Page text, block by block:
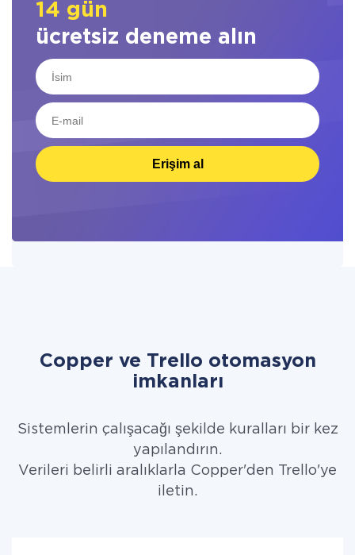
14 gün
ücretsiz deneme alın
Erişim al
Copper ve Trello otomasyon
imkanları
Sistemlerin çalışacağı şekilde kuralları bir kez
yapılandırın.
Verileri belirli aralıklarla Copper'den Trello'ye
iletin.